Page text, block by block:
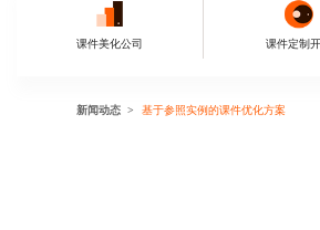
课件美化公司 课件定制
新闻动态 基于参照实例的课件优化方案